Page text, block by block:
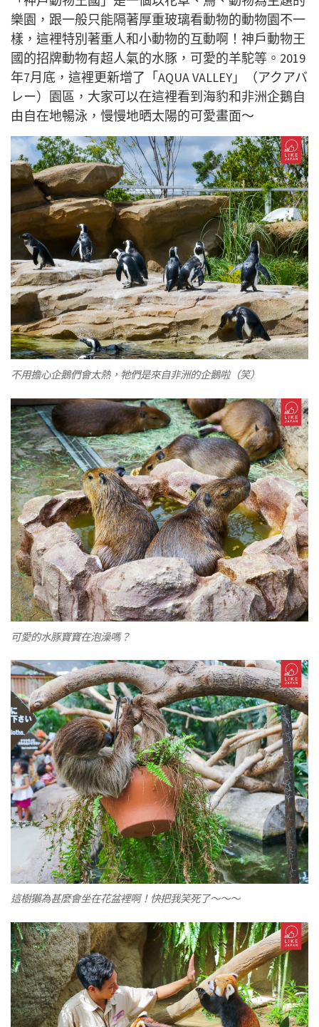
樂園，跟一般只能隔著厚重玻璃看動物的動物園不一
樣，這裡特別著重人和小動物的互動啊！神戶動物王
國的招牌動物有超人氣的水豚，可愛的羊駝等。2019
年7月底，這裡更新增了「AQUA VALLEY」（アクアバ
レー）園區，大家可以在這裡看到海豹和非洲企鵝自
由自在地暢泳，慢慢地晒太陽的可愛畫面～
不用擔心企鵝們會太熱，牠們是來自非洲的企鵝啦（笑）
可愛的水豚寶寶在泡澡嗎？
這樹獺為甚麼會坐在花盆裡啊！快把我笑死了～～～